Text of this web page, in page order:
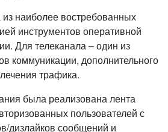
наиболее востребованных
инструментов оперативной
Для телеканала – один из
коммуникации, дополнительного
трафика.
была реализована лента
пользователей с
дизлайков сообщений и